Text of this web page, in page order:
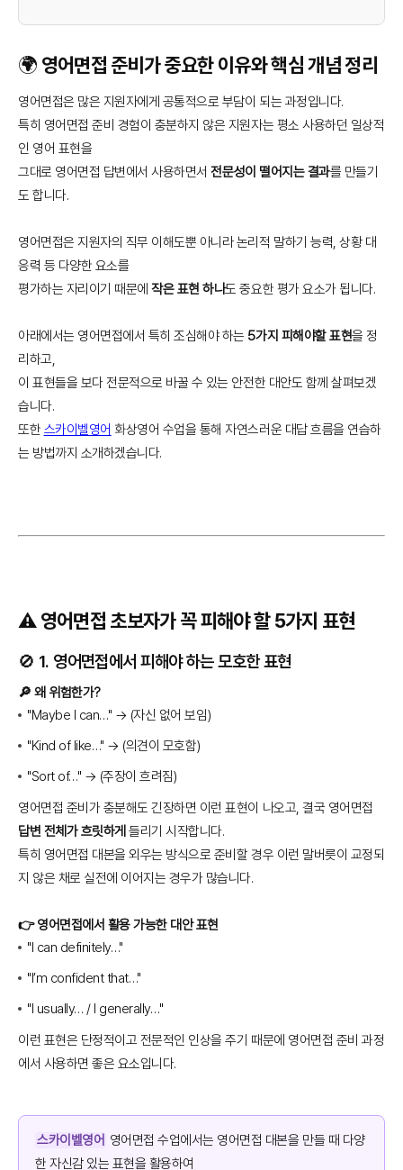
🌍 영어면접 준비가 중요한 이유와 핵심 개념 정리
영어면접은 많은 지원자에게 공통적으로 부담이 되는 과정입니다.
특히 영어면접 준비 경험이 충분하지 않은 지원자는 평소 사용하던 일상적
인 영어 표현을
그대로 영어면접 답변에서 사용하면서전문성이 떨어지는 결과를 만들기
도 합니다.
영어면접은 지원자의 직무 이해도뿐 아니라 논리적 말하기 능력, 상황 대
응력 등 다양한 요소를
평가하는 자리이기 때문에작은 표현 하나도 중요한 평가 요소가 됩니다.
아래에서는 영어면접에서 특히 조심해야 하는 5가지 피해야할 표현을 정
리하고,
이 표현들을 보다 전문적으로 바꿀 수 있는 안전한 대안도 함께 살펴보겠
습니다.
또한 스카이벨영어 화상영어 수업을 통해 자연스러운 대답 흐름을 연습하
는 방법까지 소개하겠습니다.
⚠️ 영어면접 초보자가 꼭 피해야 할 5가지 표현
🚫 1. 영어면접에서 피해야 하는 모호한 표현
🔎 왜 위험한가?
"Maybe I can…" → (자신 없어 보임)
"Kind of like…" → (의견이 모호함)
"Sort of…" → (주장이 흐려짐)
영어면접 준비가 충분해도 긴장하면 이런 표현이 나오고, 결국 영어면접
답변 전체가 흐릿하게 들리기 시작합니다.
특히 영어면접 대본을 외우는 방식으로 준비할 경우 이런 말버릇이 교정되
지 않은 채로 실전에 이어지는 경우가 많습니다.
👉 영어면접에서 활용 가능한 대안 표현
"I can definitely…"
"I’m confident that…"
"I usually… / I generally…"
이런 표현은 단정적이고 전문적인 인상을 주기 때문에 영어면접 준비 과정
에서 사용하면 좋은 요소입니다.
스카이벨영어 영어면접 수업에서는 영어면접 대본을 만들 때 다양
한 자신감 있는 표현을 활용하여